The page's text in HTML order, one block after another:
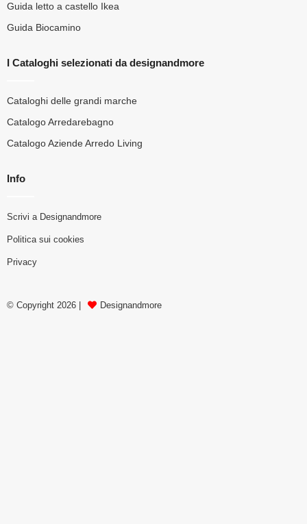
Guida letto a castello Ikea
Guida Biocamino
I Cataloghi selezionati da designandmore
Cataloghi delle grandi marche
Catalogo Arredarebagno
Catalogo Aziende Arredo Living
Info
Scrivi a Designandmore
Politica sui cookies
Privacy
© Copyright 2026 | Designandmore